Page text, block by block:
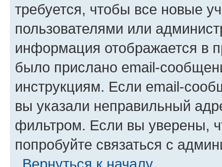
требуется, чтобы все новые
пользователями или
информация отображается в
было прислано email-
инструкциям. Если email-
вы указали неправильный
фильтром. Если вы уверены,
попробуйте связаться с
Вернуться к началу